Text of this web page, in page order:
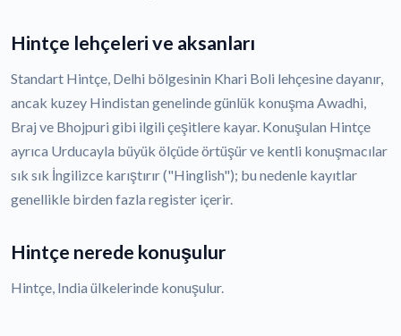
Hintçe lehçeleri ve aksanları
Standart Hintçe, Delhi bölgesinin Khari Boli lehçesine dayanır,
ancak kuzey Hindistan genelinde günlük konuşma Awadhi,
Braj ve Bhojpuri gibi ilgili çeşitlere kayar. Konuşulan Hintçe
ayrıca Urducayla büyük ölçüde örtüşür ve kentli konuşmacılar
sık sık İngilizce karıştırır ("Hinglish"); bu nedenle kayıtlar
genellikle birden fazla register içerir.
Hintçe nerede konuşulur
Hintçe, India ülkelerinde konuşulur.